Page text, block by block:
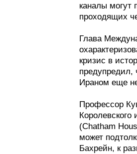
каналы могут
проходящих
Глава
кризис в
предупредил,
Ираном еще
Профессор
(Chatham
может
Бахрейн, к